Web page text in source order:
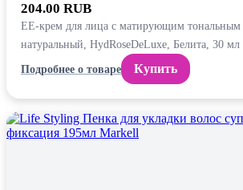
204.00 RUB
ЕЕ-крем для лица с матирующим тональным
натуральный, HydRoseDeLuxe, Белита, 30
Подробнее о товаре
Купить